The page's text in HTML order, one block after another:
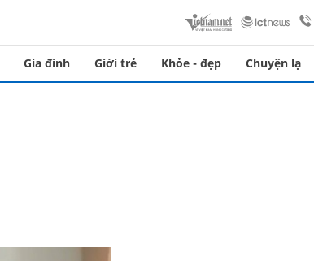
Gia đình Giới trẻ Khỏe - đẹp Chuyện lạ